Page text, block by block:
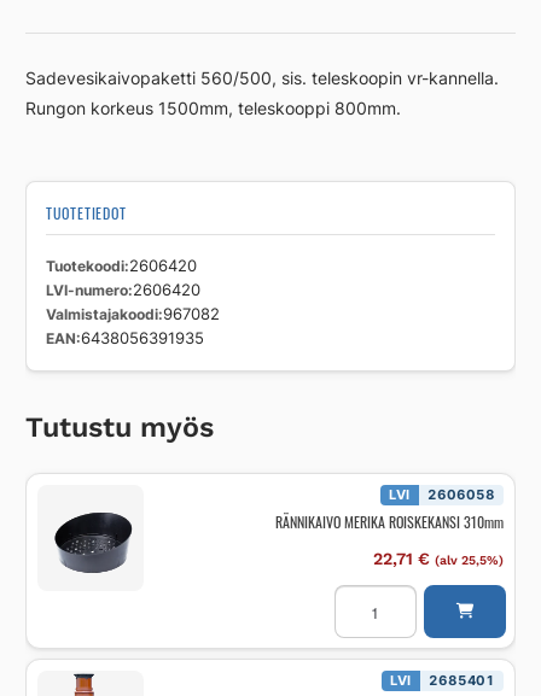
Sadevesikaivopaketti 560/500, sis. teleskoopin vr-kannella.
Rungon korkeus 1500mm, teleskooppi 800mm.
TUOTETIEDOT
Tuotekoodi 2606420
LVI-numero 2606420
Valmistajakoodi 967082
EAN 6438056391935
Tutustu myös
LVI 2606058
RÄNNIKAIVO MERIKA ROISKEKANSI 310mm
22,71 € (alv 25,5%)
RÄNNIKAIVO
MERIKA
ROISKEKANSI
310mm
määrä
LVI 2685401